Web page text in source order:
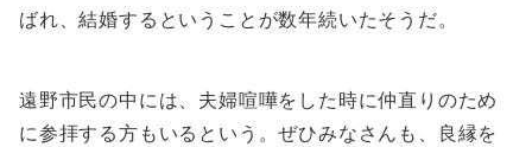
ばれ、結婚するということが数年続いたそうだ。
遠野市民の中には、夫婦喧嘩をした時に仲直りのため
に参拝する方もいるという。ぜひみなさんも、良縁を